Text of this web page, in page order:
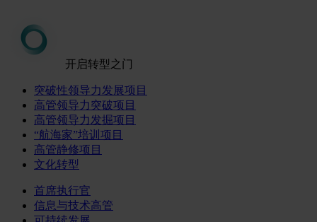
开启转型之门
突破性领导力发展项目
高管领导力突破项目
高管领导力发掘项目
“航海家”培训项目
高管静修项目
文化转型
首席执行官
信息与技术高管